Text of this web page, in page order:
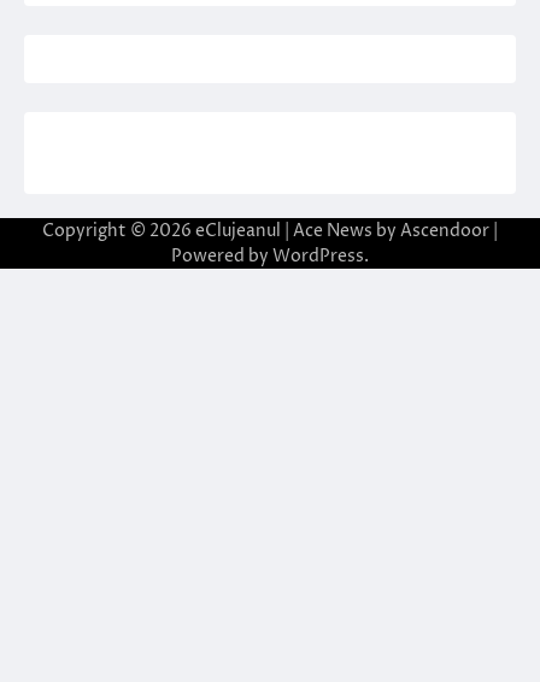
Copyright © 2026 eClujeanul | Ace News by Ascendoor
Powered by WordPress.